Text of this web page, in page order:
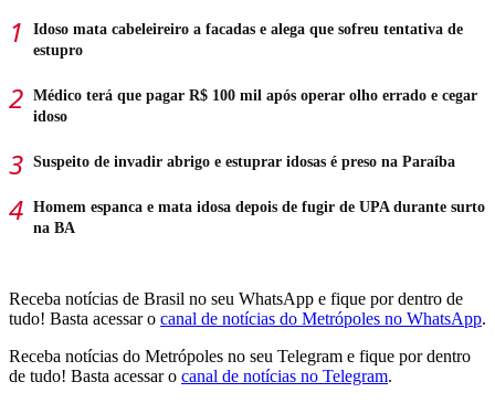
Idoso mata cabeleireiro a facadas e alega que sofreu tentativa de
estupro
Médico terá que pagar R$ 100 mil após operar olho errado e cegar
idoso
Suspeito de invadir abrigo e estuprar idosas é preso na Paraíba
Homem espanca e mata idosa depois de fugir de UPA durante surto
na BA
Receba notícias de Brasil no seu WhatsApp e fique por dentro de
tudo! Basta acessar o canal de notícias do Metrópoles no WhatsApp.
Receba notícias do Metrópoles no seu Telegram e fique por dentro
de tudo! Basta acessar o canal de notícias no Telegram.